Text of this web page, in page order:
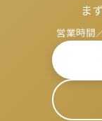
ま
営業時間